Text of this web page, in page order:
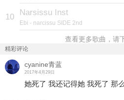
10 Narsissu Inst
Ebi - narcissu SIDE 2nd
查看更多歌曲，请
精彩评论
cyanine青蓝
2017年4月29日
她死了 我还记得她 我死了 那